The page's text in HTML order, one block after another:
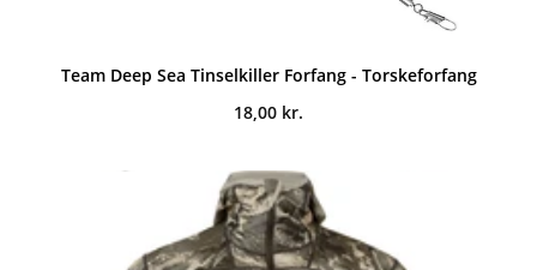
Team Deep Sea Tinselkiller Forfang - Torskeforfang
18,00 kr.